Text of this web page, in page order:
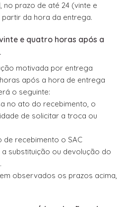
prazo de até 24 (vinte e
da hora da entrega.
e quatro horas após a
motivada por entrega
após a hora de entrega
o seguinte:
no ato do recebimento, o
de solicitar a troca ou
de recebimento o SAC
substituição ou devolução do
observados os prazos acima,